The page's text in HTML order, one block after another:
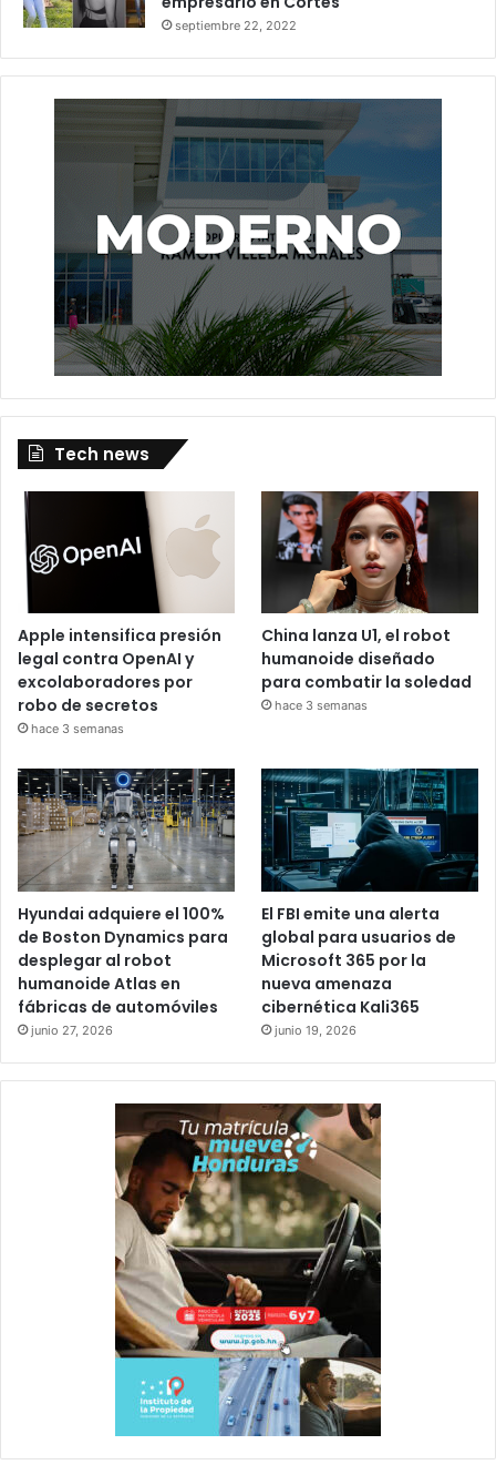
septiembre 22, 2022
Tech news
Apple intensifica presión
legal contra OpenAI y
excolaboradores por
robo de secretos
hace 3 semanas
China lanza U1, el robot
humanoide diseñado
para combatir la soledad
hace 3 semanas
Hyundai adquiere el 100%
de Boston Dynamics para
desplegar al robot
humanoide Atlas en
fábricas de automóviles
junio 27, 2026
El FBI emite una alerta
global para usuarios de
Microsoft 365 por la
nueva amenaza
cibernética Kali365
junio 19, 2026